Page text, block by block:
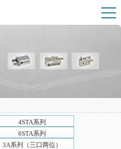
4STA系列
6STA系列
3A系列（三口两位）